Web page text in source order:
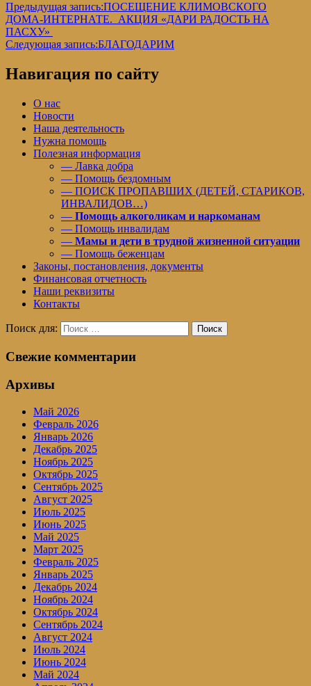
Предыдущая запись:ПОСЕЩЕНИЕ КЛИМОВСКОГО
ДОМА-ИНТЕРНАТЕ. АКЦИЯ «ДАРИ РАДОСТЬ НА
ПАСХУ»
Следующая запись:БЛАГОДАРИМ
Навигация по сайту
О нас
Новости
Наша деятельность
Нужна помощь
Полезная информация
— Лавка добра
— Помощь бездомным
— ПОИСК ПРОПАВШИХ (ДЕТЕЙ, СТАРИКОВ,
ИНВАЛИДОВ…)
— Помощь алкоголикам и наркоманам
— Помощь инвалидам
— Мамы и дети в трудной жизненной ситуации
— Помощь беженцам
Законы, постановления, документы
Финансовая отчетность
Наши реквизиты
Контакты
Поиск для: Поиск
Свежие комментарии
Архивы
Май 2026
Февраль 2026
Январь 2026
Декабрь 2025
Ноябрь 2025
Октябрь 2025
Сентябрь 2025
Август 2025
Июль 2025
Июнь 2025
Май 2025
Март 2025
Февраль 2025
Январь 2025
Декабрь 2024
Ноябрь 2024
Октябрь 2024
Сентябрь 2024
Август 2024
Июль 2024
Июнь 2024
Май 2024